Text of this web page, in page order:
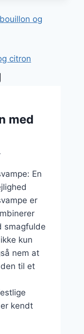
og
citron
med
En
er
smagfulde
kun
nem at
til et
kendt